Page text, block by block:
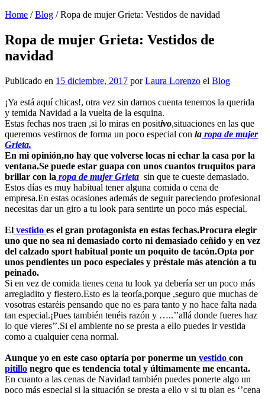
Home /Blog /Ropa de mujer Grieta: Vestidos de navidad
Ropa de mujer Grieta: Vestidos de
navidad
Publicado en 15 diciembre, 2017 porLaura Lorenzo el Blog
¡Ya está aquí chicas!, otra vez sin darnos cuenta tenemos la querida
y temida Navidad a la vuelta de la esquina.
Estas fechas nos traen ,si lo miras en positivo,situaciones en las que
queremos vestirnos de forma un poco especial con la ropa de mujer
Grieta.
En mi opinión,no hay que volverse locas ni echar la casa por la
ventana.Se puede estar guapa con unos cuantos truquitos para
brillar con la ropa de mujer Grieta sin que te cueste demasiado.
Estos días es muy habitual tener alguna comida o cena de
empresa.En estas ocasiones además de seguir pareciendo profesional
necesitas dar un giro a tu look para sentirte un poco más especial.
El vestido es el gran protagonista en estas fechas.Procura elegir
uno que no sea ni demasiado corto ni demasiado ceñido y en vez
del calzado sport habitual ponte un poquito de tacón.Opta por
unos pendientes un poco especiales y préstale más atención a tu
peinado.
Si en vez de comida tienes cena tu look ya debería ser un poco más
arregladito y fiestero.Esto es la teoría,porque ,seguro que muchas de
vosotras estaréis pensando que no es para tanto y no hace falta nada
tan especial.¡Pues también tenéis razón y …..’’allá donde fueres haz
lo que vieres’’.Si el ambiente no se presta a ello puedes ir vestida
como a cualquier cena normal.
Aunque yo en este caso optaría por ponerme un vestido con
pitillo negro que es tendencia total y últimamente me encanta.
En cuanto a las cenas de Navidad también puedes ponerte algo un
poco más especial si la situación se presta a ello y si tu plan es ‘’cena